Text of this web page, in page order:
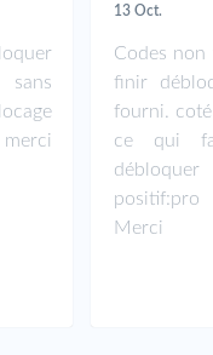
13 Oct.
Codes
finir
fourni.
ce qui
Merci